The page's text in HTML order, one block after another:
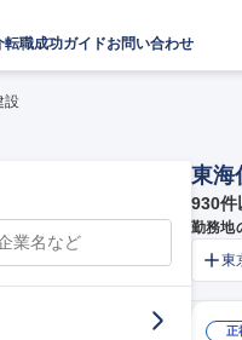
転職成功ガイドお問い合わせ
設
東海
930件
勤務地
東
正